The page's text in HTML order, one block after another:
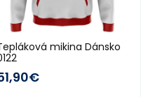
mikina Dánsko